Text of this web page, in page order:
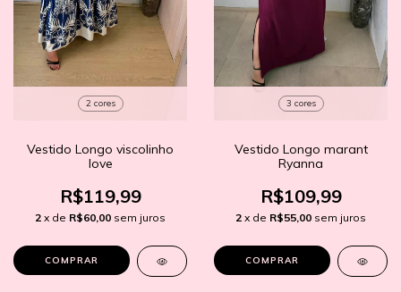
2 cores
Vestido Longo viscolinho
love
R$119,99
2 x de R$60,00 sem juros
COMPRAR
3 cores
Vestido Longo marant
Ryanna
R$109,99
2 x de R$55,00 sem juros
COMPRAR